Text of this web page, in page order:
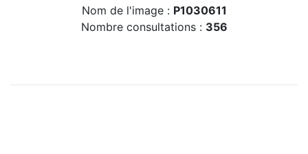
Nom de l'image : P1030611
Nombre consultations : 356